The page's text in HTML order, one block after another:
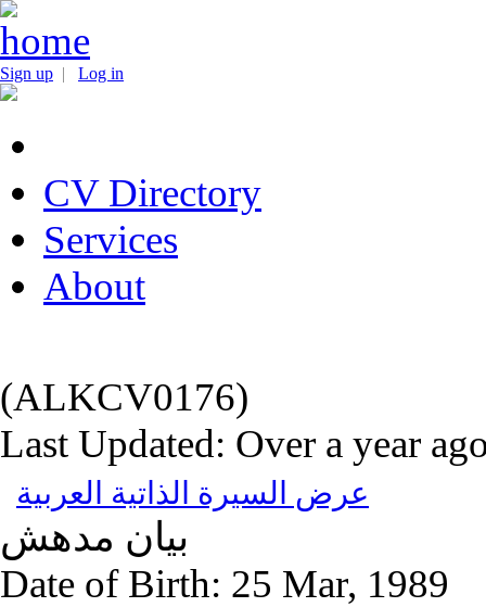
Sign up | Log in
CV Directory
Services
About
(ALKCV0176)
Last Updated: Over a year
عرض السيرة الذاتية العربية
بيان مدهش
Date of Birth: 25 Mar, 1989